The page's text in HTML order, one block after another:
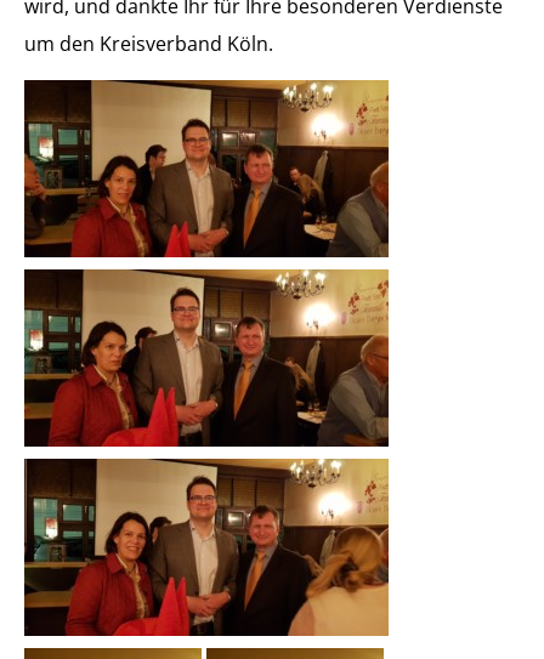
wird, und dankte Ihr für Ihre besonderen Verdienste
um den Kreisverband Köln.